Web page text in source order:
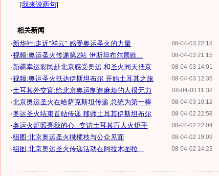
[我来说两句]
相关新闻
08-04-03 22:18
·新华社:走近"祥云" 感受奥运圣火的力量
08-04-03 21:15
·视频:奥运圣火传递第2站 伊斯坦布尔展欧...
08-04-03 14:01
·新疆幸运彩民赴北京感受奥运 和圣火同天抵京
08-04-03 12:36
·视频:奥运圣火抵达伊斯坦布尔 开始土耳其之旅
08-04-03 11:38
·土耳其外交官:给北京奥运制造麻烦的人很无力
08-04-03 10:12
·北京奥运圣火在哈萨克斯坦传递 总统为第一棒
08-04-02 22:58
·奥运圣火结束首站传递 移师土耳其伊斯坦布尔
08-04-02 22:04
·奥运火炬照亮我的心--专访土耳其盲人火炬手
08-04-02 19:09
·组图:北京奥运圣火橄榄枝与公众见面
08-04-02 14:23
·组图:北京奥运圣火传递活动在阿拉木图拉...